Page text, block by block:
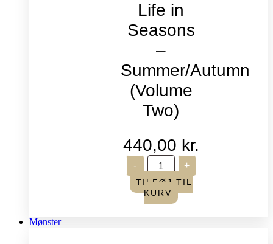
Life in
Seasons
–
Summer/Autumn
(Volume
Two)
440,00 kr.
-
Life
in
Seasons
-
Summer/Autumn
+
TILFØJ TIL
KURV
Mønster